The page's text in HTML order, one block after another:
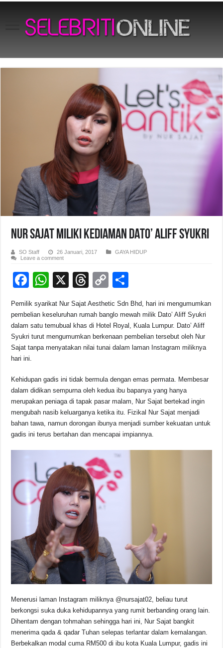
NUR SAJAT Miliki Kediaman DATO’ ALIFF SYUKRI
SO Staff 26 Januari, 2017
GAYA HIDUP
Leave a comment
F
c
e
b
o
o
k
W
at
s
A
p
X
T
e
a
d
C
p
y
Li
k
ar
e
Pemilik syarikat Nur Sajat Aesthetic Sdn Bhd, hari ini mengumumkan
pembelian keseluruhan rumah banglo mewah milik Dato’ Aliff Syukri
dalam satu temubual khas di Hotel Royal, Kuala Lumpur. Dato’ Aliff
Syukri turut mengumumkan berkenaan pembelian tersebut oleh Nur
Sajat tanpa menyatakan nilai tunai dalam laman Instagram miliknya
hari ini.
Kehidupan gadis ini tidak bermula dengan emas permata. Membesar
dalam didikan sempurna oleh kedua ibu bapanya yang hanya
merupakan peniaga di tapak pasar malam, Nur Sajat bertekad ingin
mengubah nasib keluarganya ketika itu. Fizikal Nur Sajat menjadi
bahan tawa, namun dorongan ibunya menjadi sumber kekuatan untuk
gadis ini terus bertahan dan mencapai impiannya.
Menerusi laman Instagram miliknya @nursajat02, beliau turut
berkongsi suka duka kehidupannya yang rumit berbanding orang lain.
Dihentam dengan tohmahan sehingga hari ini, Nur Sajat bangkit
menerima qada & qadar Tuhan selepas terlantar dalam kemalangan.
Berbekalkan modal cuma RM500 di ibu kota Kuala Lumpur, gadis ini